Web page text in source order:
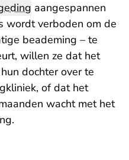
aangespannen
wordt verboden om de
beademing – te
willen ze dat het
dochter over te
of dat het
wacht met het